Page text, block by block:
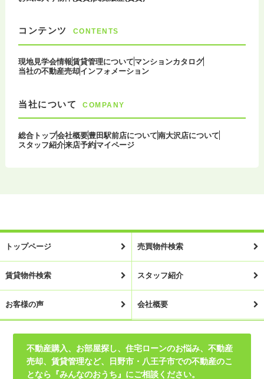
コンテンツ CONTENTS
現地見学会情報賃貸管理についてマンションカタログ
当社の不動産売却インフォメーション
当社について COMPANY
総合トップ会社概要豊田駅前店について南大沢店について
スタッフ紹介来店予約マイページ
トップページ 売買物件検索
賃貸物件検索 スタッフ紹介
お客様の声 会社概要
不動産購入、お部屋探し、住宅ローンのお悩み、不動産
売却、賃貸管理など、日野市・八王子市での不動産のこ
となら『みんなのおうち』にご相談ください。